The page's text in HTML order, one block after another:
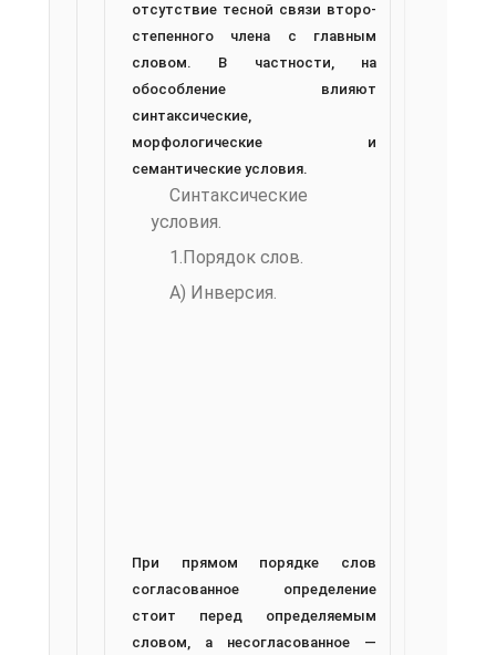
отсутствие тесной связи второ­
степенного члена с главным
словом. В частности, на
обособление влияют
синтаксические,
морфологические и
семантические условия.
Синтаксические
условия.
1.Порядок слов.
А) Инверсия.
При прямом порядке слов
согласованное определение
стоит перед определяемым
словом, а несогласованное —